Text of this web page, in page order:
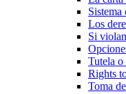
Los
Si
Tutela o
Rights
Toma